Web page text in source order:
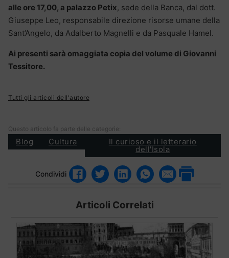
alle ore 17,00, a palazzo Petix, sede della Banca, dal dott.
Giuseppe Leo, responsabile direzione risorse umane della
Sant’Angelo, da Adalberto Magnelli e da Pasquale Hamel.
Ai presenti sarà omaggiata copia del volume di Giovanni
Tessitore.
Tutti gli articoli dell'autore
Questo articolo fa parte delle categorie:
Blog Cultura Il curioso e il letterario
dell'Isola
Condividi
Articoli Correlati